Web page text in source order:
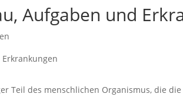
Aufgaben und
Teil des menschlichen Organismus, die